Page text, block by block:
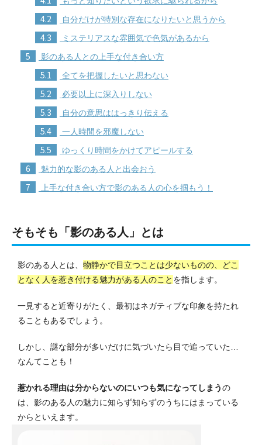
4.2 自分だけが特別な存在になりたいと思うから
4.3 ミステリアスな雰囲気で色気があるから
5 影のある人との上手な付き合い方
5.1 全てを把握したいと思わない
5.2 必要以上に深入りしない
5.3 自分の意思ははっきり伝える
5.4 一人時間を邪魔しない
5.5 ゆっくり時間をかけてアピールする
6 魅力的な影のある人と出会おう
7 上手な付き合い方で影のある人の心を掴もう！
そもそも「影のある人」とは
影のある人とは、 物静かで目立つことは少ないものの、どこ
となく人を惹き付ける魅力がある人のこと を指します。
一見すると近寄りがたく、最初はネガティブな印象を持たれ
ることもあるでしょう。
しかし、謎な部分が多いだけに気づいたら目で追っていた…
なんてことも！
惹かれる理由は分からないのにいつも気になってしまうの
は、影のある人の魅力に知らず知らずのうちにはまっている
からといえます。